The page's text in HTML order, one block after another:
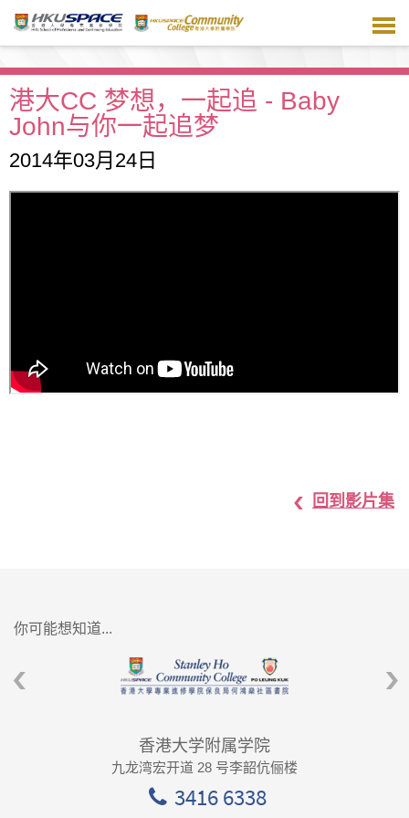
主
容港大CC 梦想，一起追 - Baby
John与你一起追梦
2014年03月24日
回到影片集
你可能想知道...
香港大学附属学院
九龙湾宏开道 28 号李韶伉俪楼
3416 6338